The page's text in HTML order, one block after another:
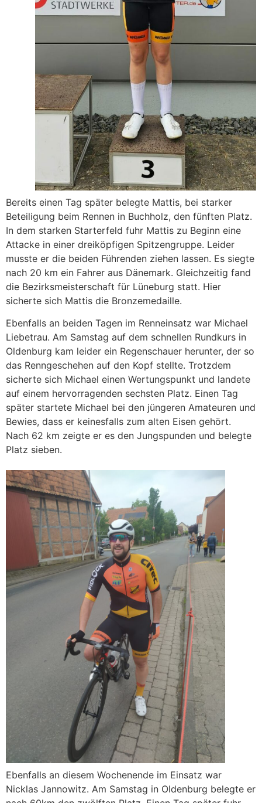
Bereits einen Tag später belegte Mattis, bei starker
Beteiligung beim Rennen in Buchholz, den fünften Platz.
In dem starken Starterfeld fuhr Mattis zu Beginn eine
Attacke in einer dreiköpfigen Spitzengruppe. Leider
musste er die beiden Führenden ziehen lassen. Es siegte
nach 20 km ein Fahrer aus Dänemark. Gleichzeitig fand
die Bezirksmeisterschaft für Lüneburg statt. Hier
sicherte sich Mattis die Bronzemedaille.
Ebenfalls an beiden Tagen im Renneinsatz war Michael
Liebetrau. Am Samstag auf dem schnellen Rundkurs in
Oldenburg kam leider ein Regenschauer herunter, der so
das Renngeschehen auf den Kopf stellte. Trotzdem
sicherte sich Michael einen Wertungspunkt und landete
auf einem hervorragenden sechsten Platz. Einen Tag
später startete Michael bei den jüngeren Amateuren und
Bewies, dass er keinesfalls zum alten Eisen gehört.
Nach 62 km zeigte er es den Jungspunden und belegte
Platz sieben.
Ebenfalls an diesem Wochenende im Einsatz war
Nicklas Jannowitz. Am Samstag in Oldenburg belegte er